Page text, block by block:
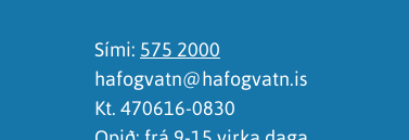
Sími: 575 2000
hafogvatn@hafogvatn.is
Kt. 470616-0830